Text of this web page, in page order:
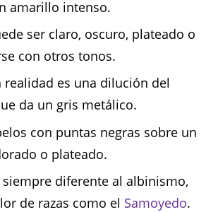
amarillo intenso.
ser claro, oscuro, plateado o
con otros tonos.
realidad es una dilución del
da un gris metálico.
con puntas negras sobre un
o plateado.
siempre diferente al albinismo,
de razas como el Samoyedo.